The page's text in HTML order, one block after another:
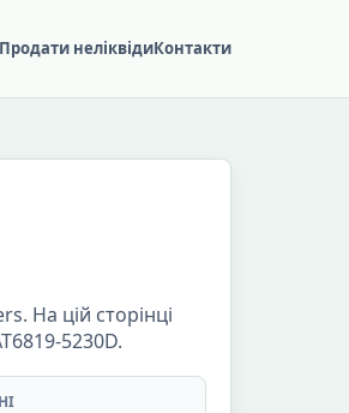
Продати неліквідиКонтакти
На цій сторінці
5230D.